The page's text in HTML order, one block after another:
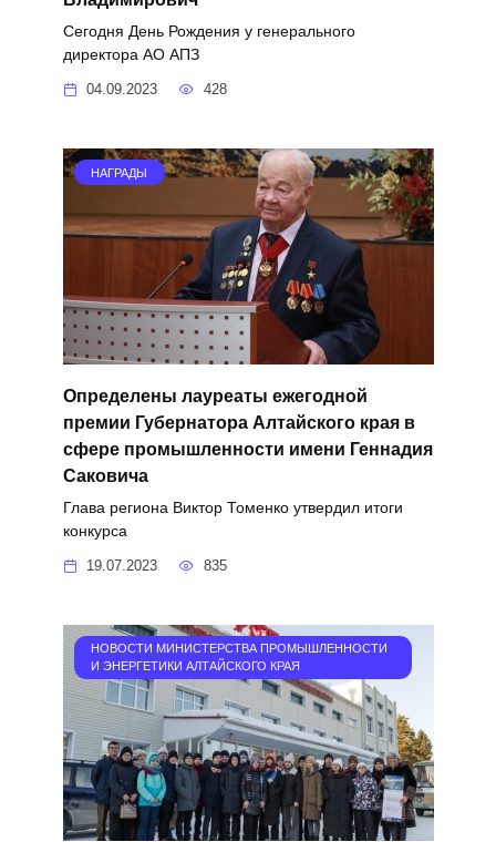
Сегодня День Рождения у генерального
директора АО АПЗ
04.09.2023 428
НАГРАДЫ
Определены лауреаты ежегодной
премии Губернатора Алтайского края в
сфере промышленности имени Геннадия
Саковича
Глава региона Виктор Томенко утвердил итоги
конкурса
19.07.2023 835
НОВОСТИ МИНИСТЕРСТВА ПРОМЫШЛЕННОСТИ
И ЭНЕРГЕТИКИ АЛТАЙСКОГО КРАЯ